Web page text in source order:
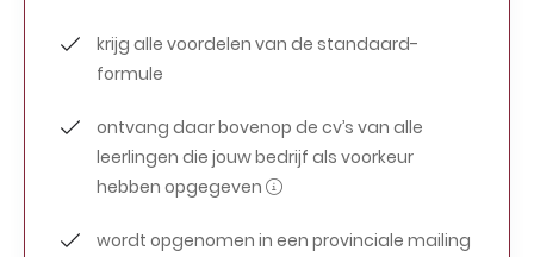
krijg alle voordelen van de standaard-
formule
ontvang daar bovenop de cv’s van alle
leerlingen die jouw bedrijf als voorkeur
hebben opgegeven
wordt opgenomen in een provinciale mailing